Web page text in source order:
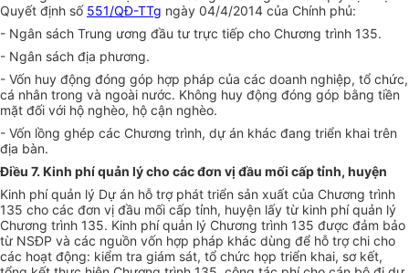
Quyết định số 551/QĐ-TTg ngày 04/4/2014 của Chính phủ:
- Ngân sách Trung ương đầu tư trực tiếp cho Chương trình 135.
- Ngân sách địa phương.
- Vốn huy động đóng góp hợp pháp của các doanh nghiệp, tổ chức,
cá nhân trong và ngoài nước. Không huy động đóng góp bằng tiền
mặt đối với hộ nghèo, hộ cận nghèo.
- Vốn lồng ghép các Chương trình, dự án khác đang triển khai trên
địa bàn.
Điều 7. Kinh phí quản lý cho các đơn vị đầu mối cấp tỉnh, huyện
Kinh phí quản lý Dự án hỗ trợ phát triển sản xuất của Chương trình
135 cho các đơn vị đầu mối cấp tỉnh, huyện lấy từ kinh phí quản lý
Chương trình 135. Kinh phí quản lý Chương trình 135 được đảm bảo
từ NSĐP và các nguồn vốn hợp pháp khác dùng để hỗ trợ chi cho
các hoạt động: kiểm tra giám sát, tổ chức họp triển khai, sơ kết,